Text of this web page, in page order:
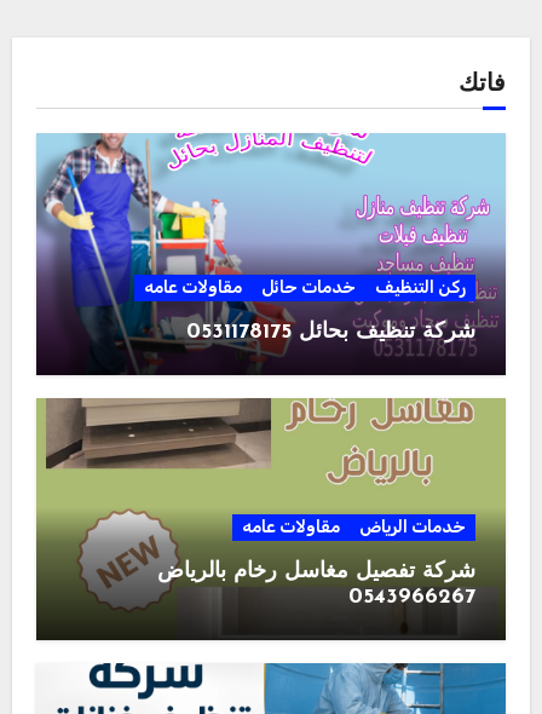
فاتك
ركن التنظيف خدمات حائل مقاولات عامه
شركة تنظيف بحائل 0531178175
خدمات الرياض مقاولات عامه
شركة تفصيل مغاسل رخام بالرياض
0543966267